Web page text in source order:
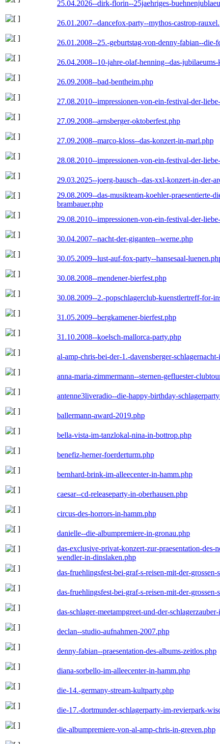
25.04.2026--dirk-florin--25jaehriges-
26.01.2007--dancefox-party--mythos-castrop-
26.01.2008--25.-geburtstag-von-denny-fabian--die-
26.04.2008--10-jahre-olaf-henning--das-
26.09.2008--bad-bentheim.php
27.08.2010--impressionen-von-ein-festival-der-
27.09.2008--arnsberger-oktoberfest.php
27.09.2008--marco-kloss--das-konzert-in-marl.php
28.08.2010--impressionen-von-ein-festival-der-
29.03.2025--joerg-bausch--das-xxl-konzert-in-der-
29.08.2009--das-musikteam-koehler-praesentierte-
brambauer.php
29.08.2010--impressionen-von-ein-festival-der-
30.04.2007--nacht-der-giganten--werne.php
30.05.2009--lust-auf-fox-party--hansesaal-
30.08.2008--mendener-bierfest.php
30.08.2009--2.-popschlagerclub-kuenstlertreff-for-
31.05.2009--bergkamener-bierfest.php
31.10.2008--koelsch-mallorca-party.php
al-amp-chris-bei-der-1.-davensberger-
anna-maria-zimmermann--sternen-gefluester-
antenne3liveradio--die-happy-birthday-
ballermann-award-2019.php
bella-vista-im-tanzlokal-nina-in-bottrop.php
benefiz-herner-foerderturm.php
bernhard-brink-im-alleecenter-in-hamm.php
caesar--cd-releaseparty-in-oberhausen.php
circus-des-horrors-in-hamm.php
danielle--die-albumpremiere-in-gronau.php
das-exclusive-privat-konzert-zur-praesentation-
wendler-in-dinslaken.php
das-fruehlingsfest-bei-graf-s-reisen-mit-der-
das-fruehlingsfest-bei-graf-s-reisen-mit-der-
das-schlager-meetampgreet-und-der-
declan--studio-aufnahmen-2007.php
denny-fabian--praesentation-des-albums-zeitlos.php
diana-sorbello-im-alleecenter-in-hamm.php
die-14.-germany-stream-kultparty.php
die-17.-dortmunder-schlagerparty-im-revierpark-
die-albumpremiere-von-al-amp-chris-in-greven.php